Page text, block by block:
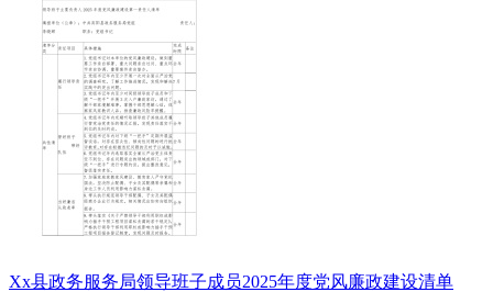
Xx县政务服务局领导班子成员2025年度党风廉政建设清单